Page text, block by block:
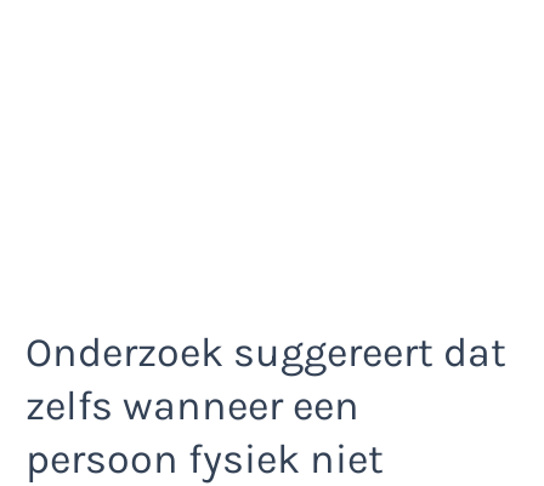
Onderzoek suggereert dat
zelfs wanneer een
persoon fysiek niet